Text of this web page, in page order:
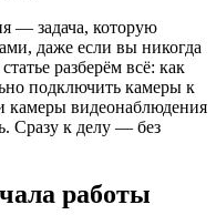
— задача, которую
даже если вы никогда
разберём всё: как
подключить камеры к
камеры видеонаблюдения
Сразу к делу — без
работы